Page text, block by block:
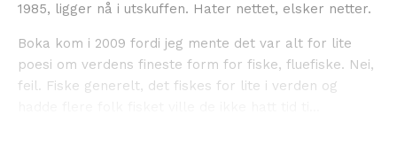
1985, ligger nå i utskuffen. Hater nettet, elsker netter.
Boka kom i 2009 fordi jeg mente det var alt for lite
poesi om verdens fineste form for fiske, fluefiske. Nei,
feil. Fiske generelt, det fiskes for lite i verden og